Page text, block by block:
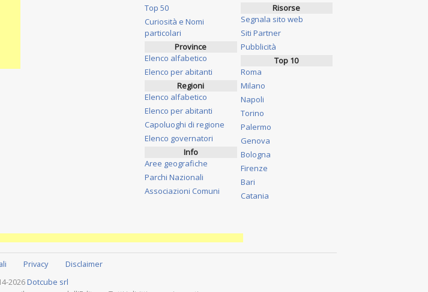
Top 50
Curiosità e Nomi
particolari
Province
Elenco alfabetico
Elenco per abitanti
Regioni
Elenco alfabetico
Elenco per abitanti
Capoluoghi di regione
Elenco governatori
Info
Aree geografiche
Parchi Nazionali
Associazioni Comuni
Risorse
Segnala sito web
Siti Partner
Pubblicità
Top 10
Roma
Milano
Napoli
Torino
Palermo
Genova
Bologna
Firenze
Bari
Catania
Privacy
Disclaimer
2026 Dotcube srl